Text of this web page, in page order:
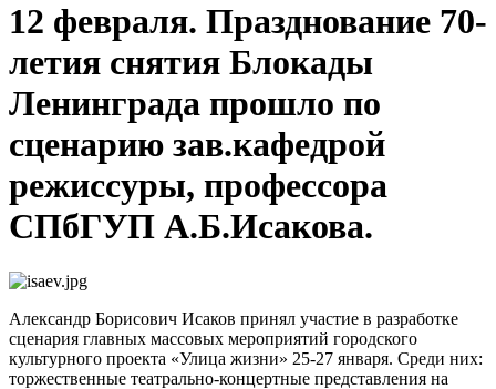
12 февраля. Празднование 70-
летия снятия Блокады
Ленинграда прошло по
сценарию зав.кафедрой
режиссуры, профессора
СПбГУП А.Б.Исакова.
Александр Борисович Исаков принял участие в разработке
сценария главных массовых мероприятий городского
культурного проекта «Улица жизни» 25-27 января. Среди них:
торжественные театрально-концертные представления на